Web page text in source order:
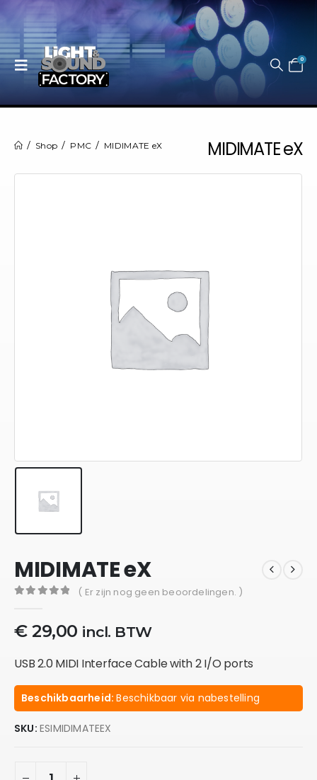
0
MIDIMATE eX
Shop PMC MIDIMATE eX
MIDIMATE eX
( Er zijn nog geen beoordelingen. )
€29,00 incl. BTW
USB 2.0 MIDI Interface Cable with 2 I/O ports
Beschikbaarheid:Beschikbaar via nabestelling
SKU: ESIMIDIMATEEX